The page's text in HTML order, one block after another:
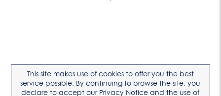
This site makes use of cookies to offer you the best
service possible. By continuing to browse the site, you
declare to accept our Privacy Notice and the use of